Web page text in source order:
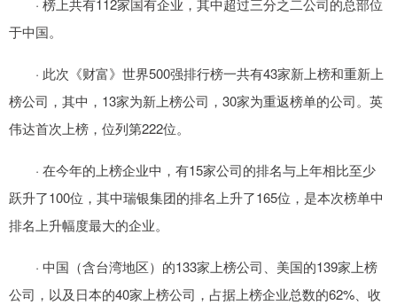
· 榜上共有112家国有企业，其中超过三分之二公司的总部位
于中国。
· 此次《财富》世界500强排行榜一共有43家新上榜和重新上
榜公司，其中，13家为新上榜公司，30家为重返榜单的公司。英
伟达首次上榜，位列第222位。
· 在今年的上榜企业中，有15家公司的排名与上年相比至少
跃升了100位，其中瑞银集团的排名上升了165位，是本次榜单中
排名上升幅度最大的企业。
· 中国（含台湾地区）的133家上榜公司、美国的139家上榜
公司，以及日本的40家上榜公司，占据上榜企业总数的62%、收